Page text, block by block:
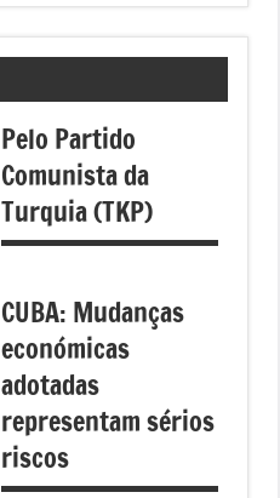
Pelo Partido
Comunista da
Turquia (TKP)
CUBA: Mudanças
económicas
adotadas
representam sérios
riscos